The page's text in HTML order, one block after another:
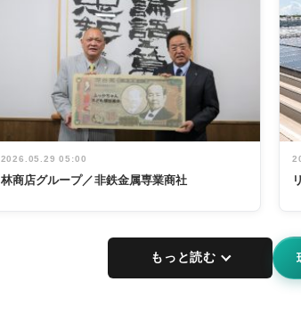
2026.05.29 05:00
林商店グループ／非鉄金属専業商社
もっと読む